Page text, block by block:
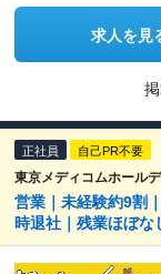
求人を見
正社員 自己PR不要
東京メディコムホール
営業｜未経験約9割
時退社｜残業ほぼ